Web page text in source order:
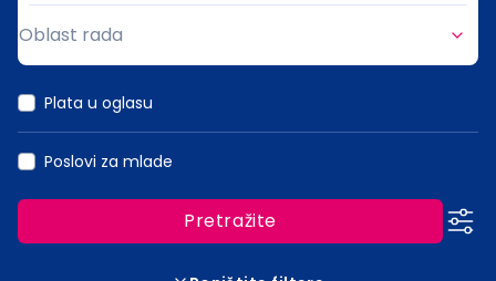
Oblast rada
Plata u oglasu
Poslovi za mlade
Pretražite